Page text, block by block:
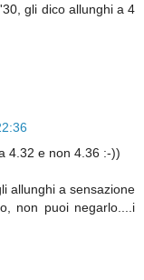
gli dico allunghi a 4
4.32 e non 4.36 :-))
allunghi a sensazione
non puoi negarlo....i